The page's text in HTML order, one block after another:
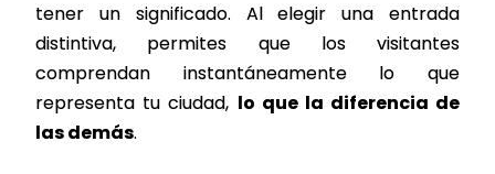
tener un significado. Al elegir una entrada
distintiva, permites que los visitantes
comprendan instantáneamente lo que
representa tu ciudad, lo que la diferencia de
las demás.